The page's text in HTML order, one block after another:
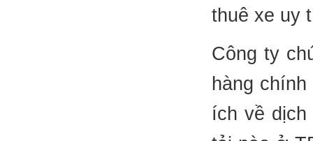
thuê xe uy
Công ty
hàng
ích về